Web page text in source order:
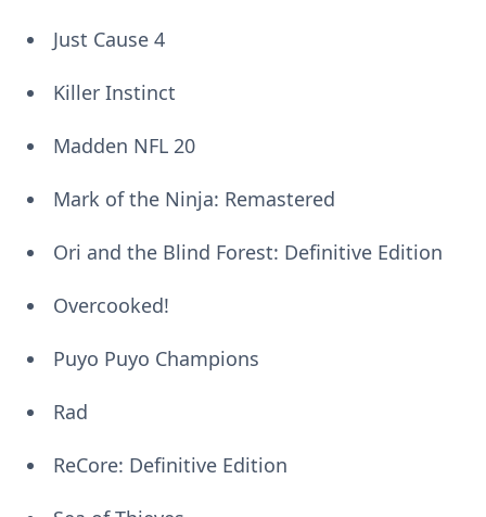
Just Cause 4
Killer Instinct
Madden NFL 20
Mark of the Ninja: Remastered
Ori and the Blind Forest: Definitive Edition
Overcooked!
Puyo Puyo Champions
Rad
ReCore: Definitive Edition